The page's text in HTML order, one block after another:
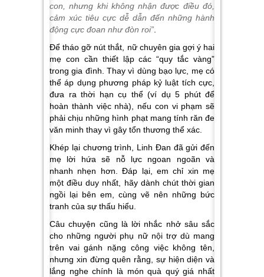
con, nhưng khi không nhận được điều đó,
cảm xúc tiêu cực dễ dẫn đến những hành
động cực đoan như đòn roi”
Để tháo gỡ nút thắt, nữ chuyên gia gợi ý hai
mẹ con cần thiết lập các “quy tắc vàng”
trong gia đình. Thay vì dùng bạo lực, mẹ có
thể áp dụng phương pháp kỷ luật tích cực,
đưa ra thời hạn cụ thể (ví dụ 5 phút để
hoàn thành việc nhà), nếu con vi phạm sẽ
phải chịu những hình phạt mang tính răn đe
văn minh thay vì gây tổn thương thể xác.
Khép lại chương trình, Linh Đan đã gửi đến
mẹ lời hứa sẽ nỗ lực ngoan ngoãn và
nhanh nhẹn hơn. Đáp lại, em chỉ xin mẹ
một điều duy nhất, hãy dành chút thời gian
ngồi lại bên em, cùng vẽ nên những bức
tranh của sự thấu hiểu.
Câu chuyện cũng là lời nhắc nhở sâu sắc
cho những người phụ nữ nội trợ dù mang
trên vai gánh nặng công việc không tên,
nhưng xin đừng quên rằng, sự hiện diện và
lắng nghe chính là món quà quý giá nhất